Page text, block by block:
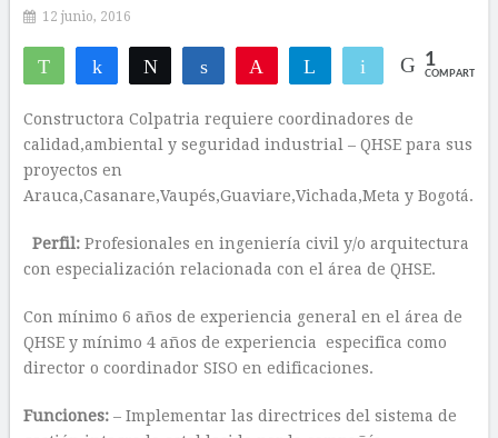
12 junio, 2016
WhatsAppCompartirTwittear Compartir Telegram Email 1
COMPARTIR
Constructora Colpatria requiere coordinadores de
calidad,ambiental y seguridad industrial – QHSE para sus
proyectos en
Arauca,Casanare,Vaupés,Guaviare,Vichada,Meta y Bogotá.
Perfil:Profesionales en ingeniería civil y/o arquitectura
con especialización relacionada con el área de QHSE.
Con mínimo 6 años de experiencia general en el área de
QHSE y mínimo 4 años de experiencia especifica como
director o coordinador SISO en edificaciones.
Funciones:– Implementar las directrices del sistema de